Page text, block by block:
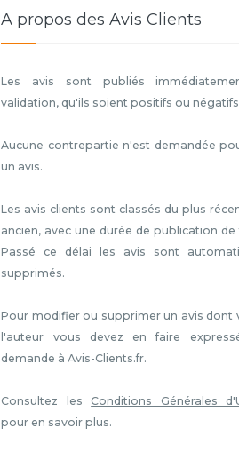
A propos des Avis Clients
Les avis sont publiés
validation, qu'ils soient positifs ou
Aucune contrepartie n'est demandée
un avis.
Les avis clients sont classés du plus
ancien, avec une durée de publication de
Passé ce délai les avis sont
supprimés.
Pour modifier ou supprimer un avis dont
l'auteur vous devez en faire
demande à Avis-Clients.fr.
Consultez lesConditions Générales
pour en savoir plus.